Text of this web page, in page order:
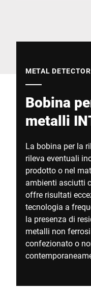
METAL DETECTOR
Bobina
metalli
La bobina per la
rileva eventuali
prodotto o nel
ambienti asciutti
offre risultati
tecnologia a
la presenza di
metalli non
confezionato o